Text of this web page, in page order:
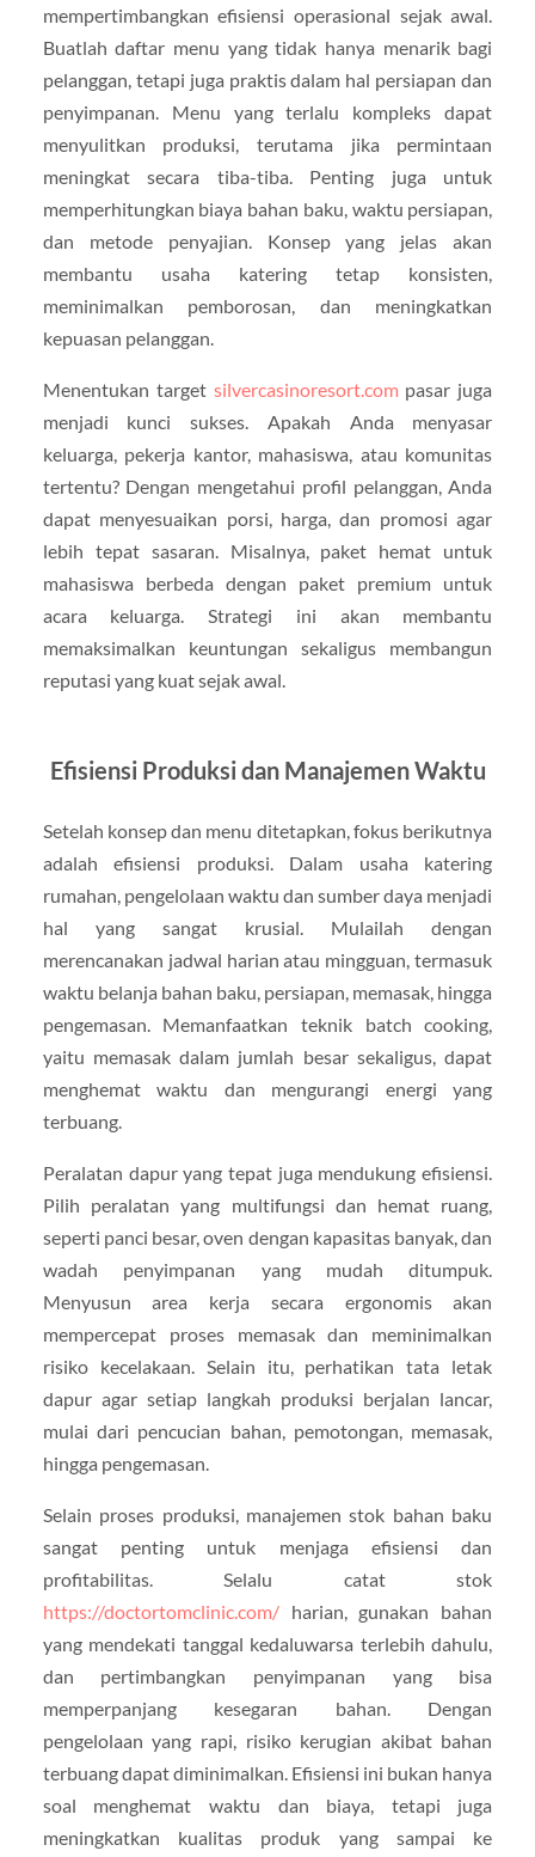
mempertimbangkan efisiensi operasional sejak awal.
Buatlah daftar menu yang tidak hanya menarik bagi
pelanggan, tetapi juga praktis dalam hal persiapan dan
penyimpanan. Menu yang terlalu kompleks dapat
menyulitkan produksi, terutama jika permintaan
meningkat secara tiba-tiba. Penting juga untuk
memperhitungkan biaya bahan baku, waktu persiapan,
dan metode penyajian. Konsep yang jelas akan
membantu usaha katering tetap konsisten,
meminimalkan pemborosan, dan meningkatkan
kepuasan pelanggan.
Menentukan target silvercasinoresort.com pasar juga
menjadi kunci sukses. Apakah Anda menyasar
keluarga, pekerja kantor, mahasiswa, atau komunitas
tertentu? Dengan mengetahui profil pelanggan, Anda
dapat menyesuaikan porsi, harga, dan promosi agar
lebih tepat sasaran. Misalnya, paket hemat untuk
mahasiswa berbeda dengan paket premium untuk
acara keluarga. Strategi ini akan membantu
memaksimalkan keuntungan sekaligus membangun
reputasi yang kuat sejak awal.
Efisiensi Produksi dan Manajemen Waktu
Setelah konsep dan menu ditetapkan, fokus berikutnya
adalah efisiensi produksi. Dalam usaha katering
rumahan, pengelolaan waktu dan sumber daya menjadi
hal yang sangat krusial. Mulailah dengan
merencanakan jadwal harian atau mingguan, termasuk
waktu belanja bahan baku, persiapan, memasak, hingga
pengemasan. Memanfaatkan teknik batch cooking,
yaitu memasak dalam jumlah besar sekaligus, dapat
menghemat waktu dan mengurangi energi yang
terbuang.
Peralatan dapur yang tepat juga mendukung efisiensi.
Pilih peralatan yang multifungsi dan hemat ruang,
seperti panci besar, oven dengan kapasitas banyak, dan
wadah penyimpanan yang mudah ditumpuk.
Menyusun area kerja secara ergonomis akan
mempercepat proses memasak dan meminimalkan
risiko kecelakaan. Selain itu, perhatikan tata letak
dapur agar setiap langkah produksi berjalan lancar,
mulai dari pencucian bahan, pemotongan, memasak,
hingga pengemasan.
Selain proses produksi, manajemen stok bahan baku
sangat penting untuk menjaga efisiensi dan
profitabilitas. Selalu catat stok
https://doctortomclinic.com/harian, gunakan bahan
yang mendekati tanggal kedaluwarsa terlebih dahulu,
dan pertimbangkan penyimpanan yang bisa
memperpanjang kesegaran bahan. Dengan
pengelolaan yang rapi, risiko kerugian akibat bahan
terbuang dapat diminimalkan. Efisiensi ini bukan hanya
soal menghemat waktu dan biaya, tetapi juga
meningkatkan kualitas produk yang sampai ke